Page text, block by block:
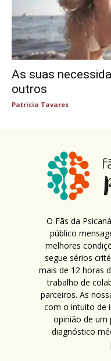
As suas
outros
Patricia Tavares
O Fãs da
público
melhores
segue sérios
mais de 12 horas
trabalho de
parceiros. As
com o intuito de
opinião de um
diagnóstico